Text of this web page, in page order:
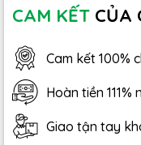
CAM KẾT CỦA
Cam kết 100%
Hoàn tiền 111%
Giao tận tay